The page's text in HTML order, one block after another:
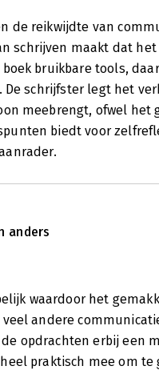
de reikwijdte van
schrijven maakt dat
bruikbare tools,
schrijfster legt het
meebrengt, ofwel het
biedt voor
anders
waardoor het
andere
opdrachten erbij een
praktisch mee om te